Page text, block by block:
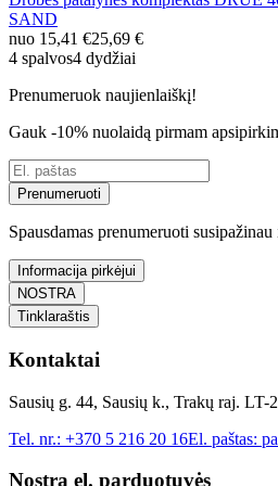
SAND
nuo 15,41 €25,69 €
4 spalvos4 dydžiai
Prenumeruok naujienlaiškį!
Gauk -10% nuolaidą pirmam
Prenumeruoti
Spausdamas prenumeruoti
Informacija pirkėjui
NOSTRA
Tinklaraštis
Kontaktai
Sausių g. 44, Sausių k., Trakų raj. LT-
Tel. nr.: +370 5 216 20 16El. paštas:
Nostra el. parduotuvės